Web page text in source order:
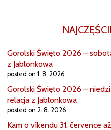
Gorolski Święto 2026 –
z Jabłonkowa
posted on 1. 8. 2026
Gorolski Święto 2026 –
relacja z Jabłonkowa
posted on 2. 8. 2026
Kam o víkendu 31. července